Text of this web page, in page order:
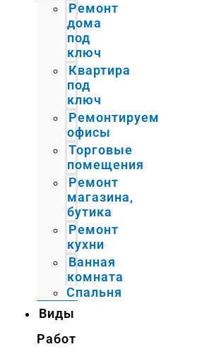
Ремонт
дома
под
ключ
Квартира
под
ключ
Ремонтируем
офисы
Торговые
помещения
Ремонт
магазина,
бутика
Ремонт
кухни
Ванная
комната
Спальня
Виды
Работ